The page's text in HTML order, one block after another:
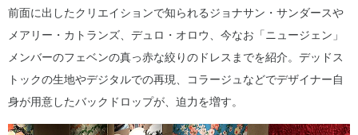
前面に出したクリエイションで知られるジョナサン・サンダースや
メアリー・カトランズ、デュロ・オロウ、今なお「ニュージェン」
メンバーのフェベンの真っ赤な絞りのドレスまでを紹介。デッドス
トックの生地やデジタルでの再現、コラージュなどでデザイナー自
身が用意したバックドロップが、迫力を増す。